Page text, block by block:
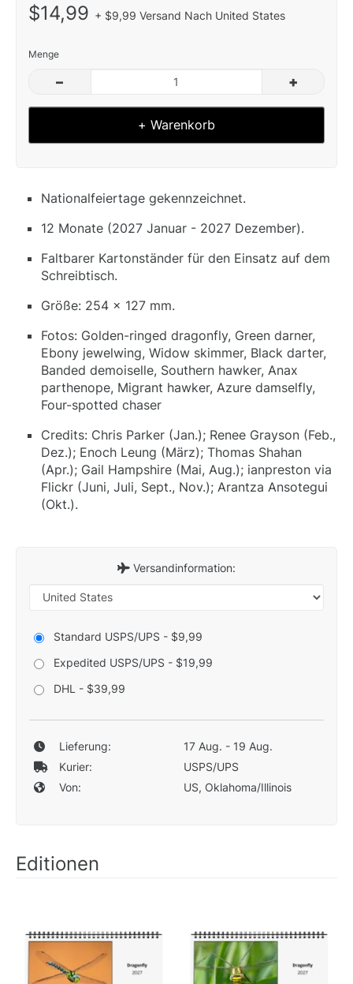
$14,99 + $9,99 Versand Nach United States
Menge
– +
+ Warenkorb
Nationalfeiertage gekennzeichnet.
12 Monate (2027 Januar - 2027 Dezember).
Faltbarer Kartonständer für den Einsatz auf dem
Schreibtisch.
Größe: 254 x 127 mm.
Fotos: Golden-ringed dragonfly, Green darner,
Ebony jewelwing, Widow skimmer, Black darter,
Banded demoiselle, Southern hawker, Anax
parthenope, Migrant hawker, Azure damselfly,
Four-spotted chaser
Credits: Chris Parker (Jan.); Renee Grayson (Feb.,
Dez.); Enoch Leung (März); Thomas Shahan
(Apr.); Gail Hampshire (Mai, Aug.); ianpreston via
Flickr (Juni, Juli, Sept., Nov.); Arantza Ansotegui
(Okt.).
Versandinformation:
Standard USPS/UPS - $9,99
Expedited USPS/UPS - $19,99
DHL - $39,99
Lieferung:
17 Aug. - 19 Aug.
Kurier:
USPS/UPS
Von:
US, Oklahoma/Illinois
Editionen